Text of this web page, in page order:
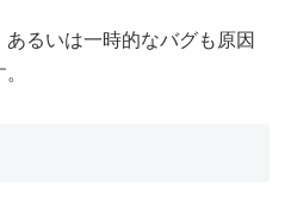
るいは一時的なバグも原因